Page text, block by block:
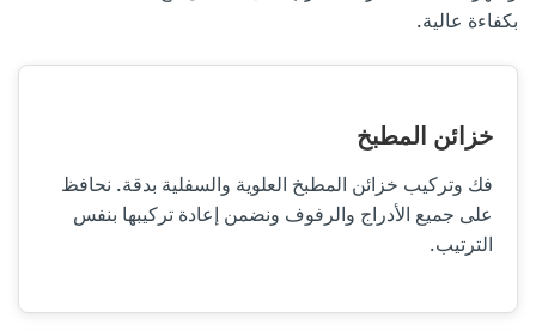
بكفاءة عالية.
خزائن المطبخ
فك وتركيب خزائن المطبخ العلوية والسفلية بدقة. نحافظ
على جميع الأدراج والرفوف ونضمن إعادة تركيبها بنفس
الترتيب.